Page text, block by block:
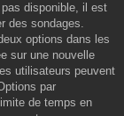
disponible, il est
des sondages.
options dans les
sur une nouvelle
utilisateurs peuvent
par
de temps en